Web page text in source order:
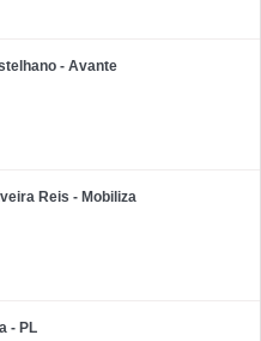
- Avante
Reis - Mobiliza
- PL